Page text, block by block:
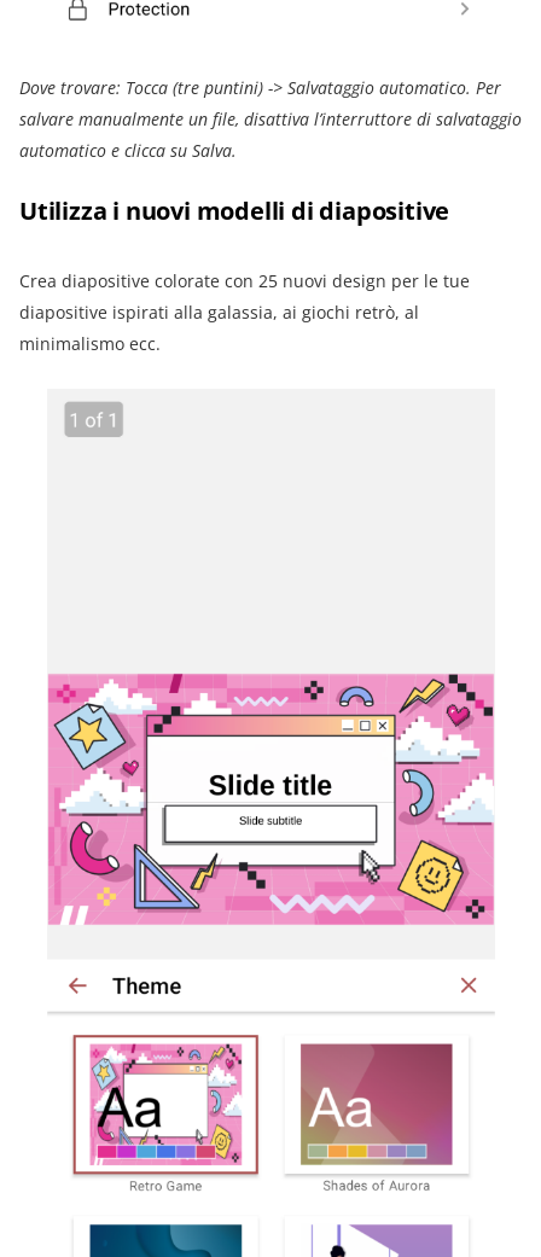
Dove trovare: Tocca (tre puntini) -> Salvataggio automatico. Per
salvare manualmente un file, disattiva l’interruttore di salvataggio
automatico e clicca su Salva.
Utilizza i nuovi modelli di diapositive
Crea diapositive colorate con 25 nuovi design per le tue
diapositive ispirati alla galassia, ai giochi retrò, al
minimalismo ecc.